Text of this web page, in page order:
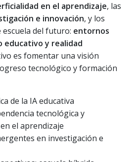
en el aprendizaje, las
e innovación, y los
del futuro: entornos
educativo y realidad
es fomentar una visión
tecnológico y formación
de la IA educativa
tecnológica y
el aprendizaje
en investigación e